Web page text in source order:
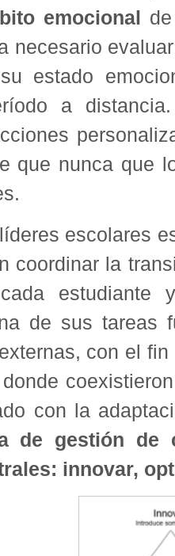
emocional
necesario
estado
a
que nunca que
escolares
coordinar la
estudiante
de sus tareas
con el
con la
de gestión de
innovar,